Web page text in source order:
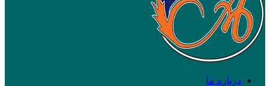
درباره ما